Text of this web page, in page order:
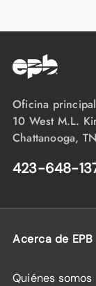
Oficina
10 West M.L.
Chattanooga,
423-648-
Acerca de EPB
Quiénes somos